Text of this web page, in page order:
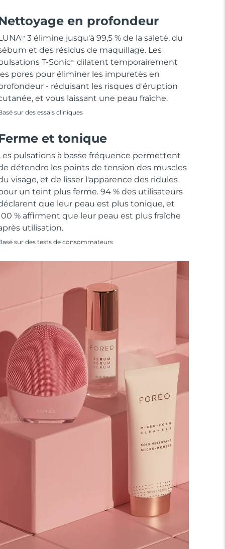
en profondeur
TM
3 élimine jusqu'à 99,5 % de la saleté, du
et des résidus de maquillage. Les
T-SonicTM
dilatent temporairement
les pores pour éliminer les impuretés en
- réduisant les risques d'éruption
et vous laissant une peau fraîche.
sur des essais cliniques
et tonique
pulsations à basse fréquence permettent
détendre les points de tension des muscles
visage, et de lisser l'apparence des ridules
un teint plus ferme. 94 % des utilisateurs
que leur peau est plus tonique, et
% affirment que leur peau est plus fraîche
utilisation.
sur des tests de consommateurs